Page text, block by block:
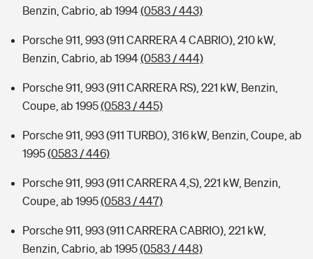
Benzin, Cabrio, ab 1994(0583 / 443)
Porsche 911, 993 (911 CARRERA 4 CABRIO), 210 kW,
Benzin, Cabrio, ab 1994(0583 / 444)
Porsche 911, 993 (911 CARRERA RS), 221 kW, Benzin,
Coupe, ab 1995(0583 / 445)
Porsche 911, 993 (911 TURBO), 316 kW, Benzin, Coupe, ab
1995(0583 / 446)
Porsche 911, 993 (911 CARRERA 4,S), 221 kW, Benzin,
Coupe, ab 1995(0583 / 447)
Porsche 911, 993 (911 CARRERA CABRIO), 221 kW,
Benzin, Cabrio, ab 1995(0583 / 448)